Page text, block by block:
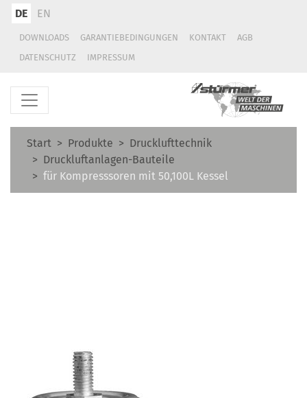
DE EN
DOWNLOADS GARANTIEBEDINGUNGEN KONTAKT
AGB
DATENSCHUTZ
IMPRESSUM
Start Produkte
Drucklufttechnik
Druckluftanlagen-Bauteile
für Kompresssoren mit 50,100L Kessel